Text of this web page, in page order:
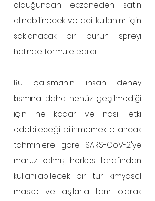
olduğundan eczaneden satın
alınabilinecek ve acil kullanım için
saklanacak bir burun spreyi
halinde formüle edildi.
Bu çalışmanın insan deney
kısmına daha henüz geçilmediği
için ne kadar ve nasıl etki
edebileceği bilinmemekte ancak
tahminlere göre SARS-CoV-2'ye
maruz kalmış herkes tarafından
kullanılabilecek bir tür kimyasal
maske ve aşılarla tam olarak